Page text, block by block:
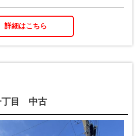
詳細はこちら
丁目 中古